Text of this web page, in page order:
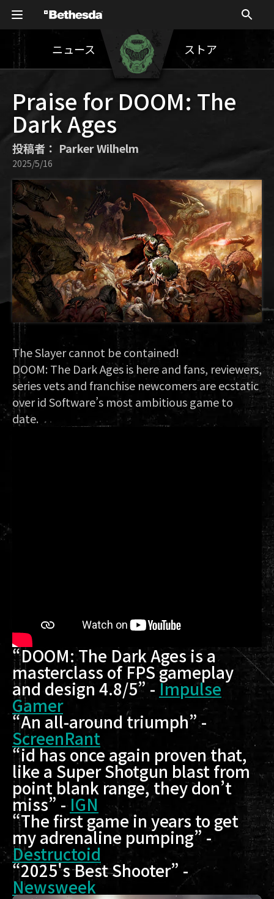
ニュース ストア
Praise for DOOM: The
Dark Ages
投稿者： Parker Wilhelm
2025/5/16
The Slayer cannot be contained!
DOOM: The Dark Ages is here and fans, reviewers,
series vets and franchise newcomers are ecstatic
over id Software’s most ambitious game to
date.
“DOOM: The Dark Ages is a
masterclass of FPS gameplay
and design 4.8/5” - Impulse
Gamer
“An all-around triumph” -
ScreenRant
“id has once again proven that,
like a Super Shotgun blast from
point blank range, they don’t
miss” - IGN
“The first game in years to get
my adrenaline pumping” -
Destructoid
“2025's Best Shooter” -
Newsweek